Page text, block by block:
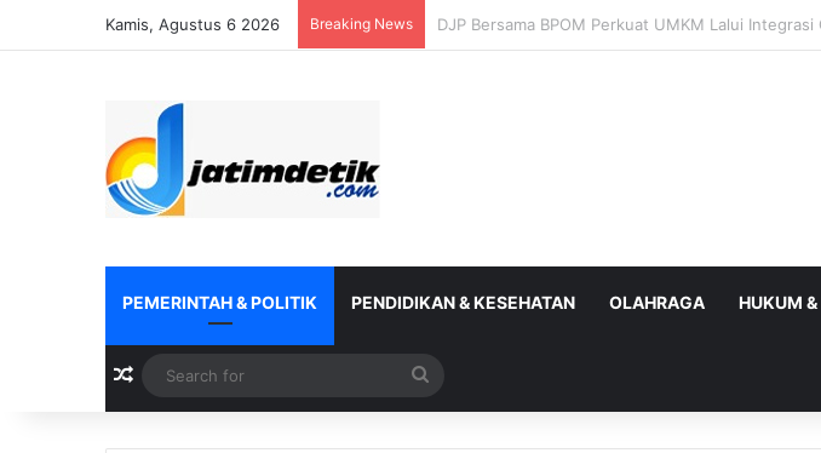
Kamis, Agustus 6 2026 Breaking News Kanwil DJP Jawa Timur I Optimistis Capai Target
PEMERINTAH & POLITIK PENDIDIKAN & KESEHATAN OLAHRAGA HUKUM
Random Article
for